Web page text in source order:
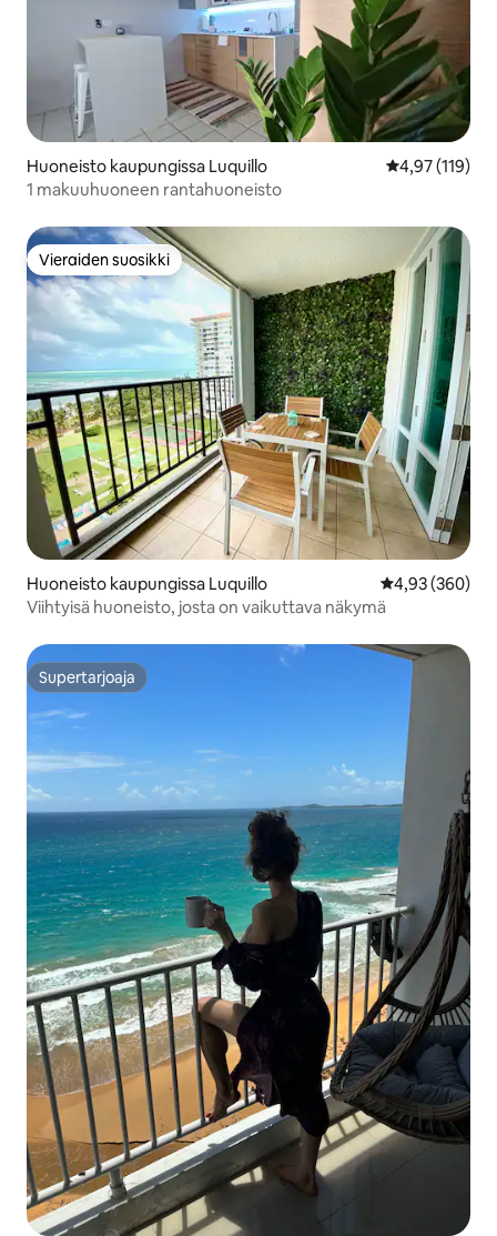
Huoneisto kaupungissa Luquillo
4,97 (119)
1 makuuhuoneen rantahuoneisto
Vieraiden suosikki
Vieraiden suosikki
Huoneisto kaupungissa Luquillo
4,93 (360)
Viihtyisä huoneisto, josta on vaikuttava näkymä
Supertarjoaja
Supertarjoaja